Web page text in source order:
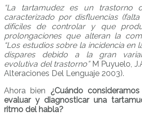
“La tartamudez es un trastorno
caracterizado por disfluencias
difíciles de controlar y que
prolongaciones que alteran la
“Los estudios sobre la incidencia en
dispares debido a la gran
evolutiva del trastorno”M Puyuelo,
Alteraciones Del Lenguaje 2003).
Ahora bien ¿Cuándo
evaluar y diagnosticar una
ritmo del habla?